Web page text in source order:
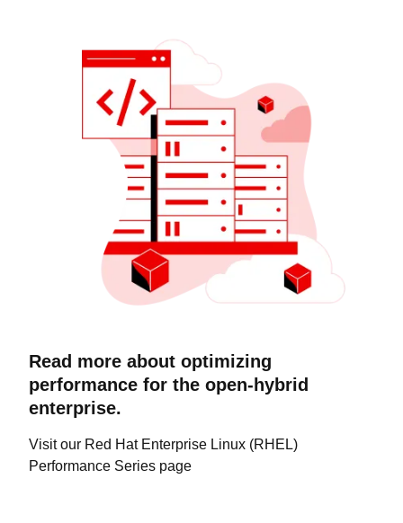
Read more about optimizing
performance for the open-hybrid
enterprise.
Visit our Red Hat Enterprise Linux (RHEL)
Performance Series page